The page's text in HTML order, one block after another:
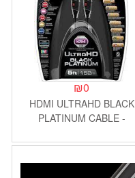
₪0
HDMI ULTRAHD BLACK
PLATINUM CABLE -